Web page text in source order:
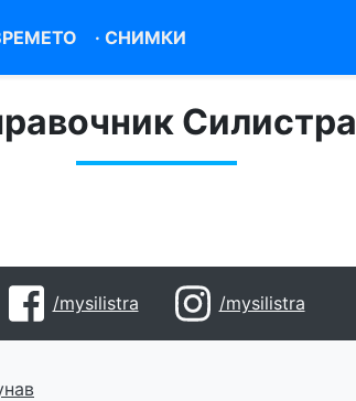
·СНИМКИ
Силистра
/mysilistra /mysilistra